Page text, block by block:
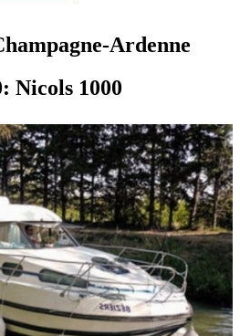
Ardenne
Nicols 1000